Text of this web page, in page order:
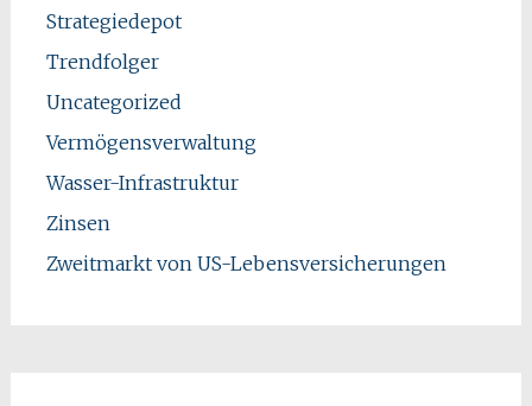
Strategiedepot
Trendfolger
Uncategorized
Vermögensverwaltung
Wasser-Infrastruktur
Zinsen
Zweitmarkt von US-Lebensversicherungen